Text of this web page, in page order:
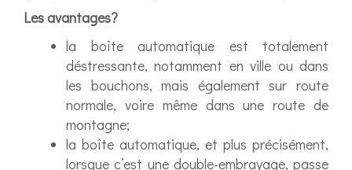
Les avantages?
la boîte automatique est totalement
déstressante, notamment en ville ou dans
les bouchons, mais également sur route
normale, voire même dans une route de
montagne;
la boîte automatique, et plus précisément,
lorsque c’est une double-embrayage, passe